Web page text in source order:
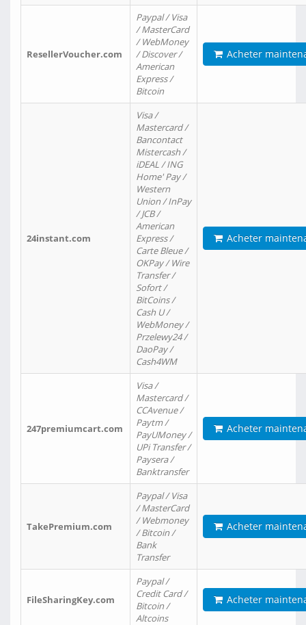
ResellerVoucher.com
Paypal / Visa
/ MasterCard
/ WebMoney
/ Discover /
American
Express /
Bitcoin
Acheter
24instant.com
Visa /
Mastercard /
Bancontact
Mistercash /
iDEAL / ING
Home' Pay /
Western
Union / InPay
/ JCB /
American
Express /
Carte Bleue /
OKPay / Wire
Transfer /
Sofort /
BitCoins /
Cash U /
WebMoney /
Przelewy24 /
DaoPay /
Cash4WM
Acheter
247premiumcart.com
Visa /
Mastercard /
CCAvenue /
Paytm /
PayUMoney /
UPi Transfer /
Paysera /
Banktransfer
Acheter
TakePremium.com
Paypal / Visa
/ MasterCard
/ Webmoney
/ Bitcoin /
Bank
Transfer
Acheter
FileSharingKey.com
Paypal /
Credit Card /
Bitcoin /
Altcoins
Acheter